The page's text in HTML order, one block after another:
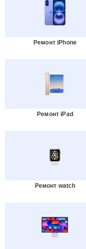
Ремонт iPhone
Ремонт iPad
Ремонт watch